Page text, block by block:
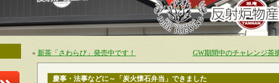
« 新茶「さわらび」発売中です！ GW期間中のチャレンジ茶
慶事・法事などに～「炭火懐石弁当」できました